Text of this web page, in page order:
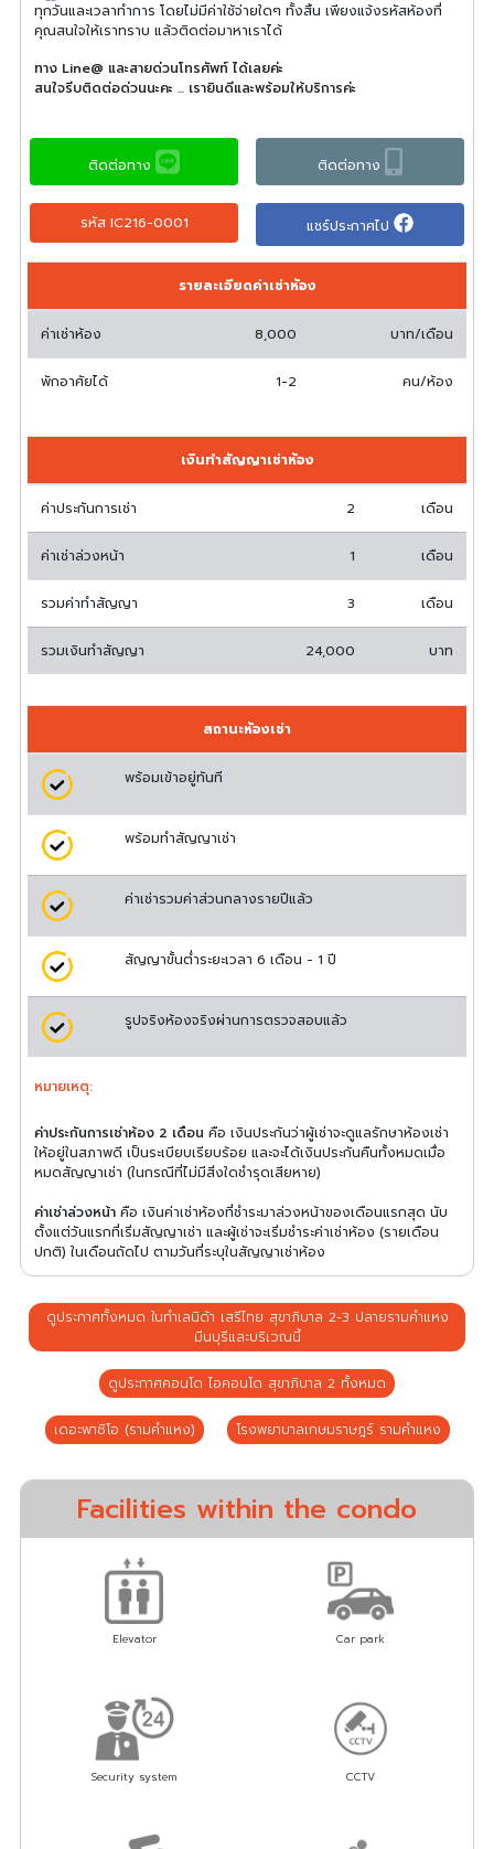
ทุกวันและเวลาทำการ โดยไม่มีค่าใช้จ่ายใดๆ ทั้งสิ้น เพียงแจ้งรหัสห้องที่
คุณสนใจให้เราทราบ แล้วติดต่อมาหาเราได้
ทาง Line@ และสายด่วนโทรศัพท์ ได้เลยค่ะ
สนใจรีบติดต่อด่วนนะคะ ... เรายินดีและพร้อมให้บริการค่ะ
ติดต่อทาง ติดต่อทาง
รหัส IC216-0001 แชร์ประกาศไป
รายละเอียดค่าเช่าห้อง
ค่าเช่าห้อง 8,000 บาท/เดือน
พักอาศัยได้ 1-2 คน/ห้อง
เงินทำสัญญาเช่าห้อง
ค่าประกันการเช่า 2 เดือน
ค่าเช่าล่วงหน้า 1 เดือน
รวมค่าทำสัญญา 3 เดือน
รวมเงินทำสัญญา 24,000 บาท
สถานะห้องเช่า
พร้อมเข้าอยู่ทันที
พร้อมทำสัญญาเช่า
ค่าเช่ารวมค่าส่วนกลางรายปีแล้ว
สัญญาขั้นต่ำระยะเวลา 6 เดือน - 1 ปี
รูปจริงห้องจริงผ่านการตรวจสอบแล้ว
หมายเหตุ:
ค่าประกันการเช่าห้อง 2 เดือน คือ เงินประกันว่าผู้เช่าจะดูแลรักษาห้องเช่า
ให้อยู่ในสภาพดี เป็นระเบียบเรียบร้อย และจะได้เงินประกันคืนทั้งหมดเมื่อ
หมดสัญญาเช่า (ในกรณีที่ไม่มีสิ่งใดชำรุดเสียหาย)
ค่าเช่าล่วงหน้า คือ เงินค่าเช่าห้องที่ชำระมาล่วงหน้าของเดือนแรกสุด นับ
ตั้งแต่วันแรกที่เริ่มสัญญาเช่า และผู้เช่าจะเริ่มชำระค่าเช่าห้อง (รายเดือน
ปกติ) ในเดือนถัดไป ตามวันที่ระบุในสัญญาเช่าห้อง
ดูประกาศทั้งหมด ในทำเลนิด้า เสรีไทย สุขาภิบาล 2-3 ปลายรามคำแหง
มีนบุรีและบริเวณนี้
ดูประกาศคอนโด ไอคอนโด สุขาภิบาล 2 ทั้งหมด
เดอะพาซิโอ (รามคําแหง) โรงพยาบาลเกษมราษฎร์ รามคำแหง
Facilities within the condo
Elevator Car park
Security system CCTV